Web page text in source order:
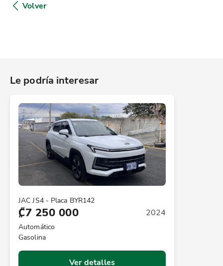
Volver
Le podría interesar
JAC JS4 - Placa BYR142
₡7 250 000 2024
Automático
Gasolina
Ver detalles